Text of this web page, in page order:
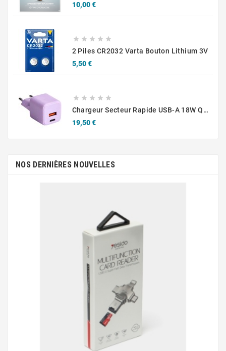
10,00 €Prix
    
2 Piles CR2032 Varta Bouton Lithium 3V
5,50 €Prix
    
Chargeur Secteur Rapide USB-A 18W QC / USB-C 30W PD Compact GaN
19,50 €Prix
NOS DERNIÈRES NOUVELLES